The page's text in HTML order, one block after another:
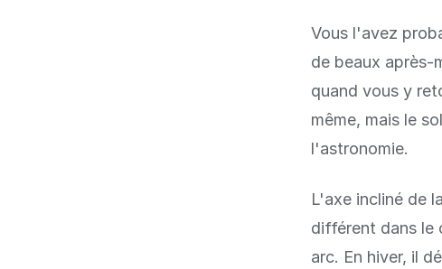
Vous l'avez
de beaux après-
quand vous y
même, mais le
l'astronomie.
L'axe incliné de
différent dans le
arc. En hiver, il